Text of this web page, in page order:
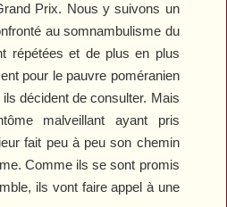
Prix. Nous y suivons un
au somnambulisme du
répétées et de plus en plus
pour le pauvre poméranien
décident de consulter. Mais
malveillant ayant pris
fait peu à peu son chemin
Comme ils se sont promis
ils vont faire appel à une